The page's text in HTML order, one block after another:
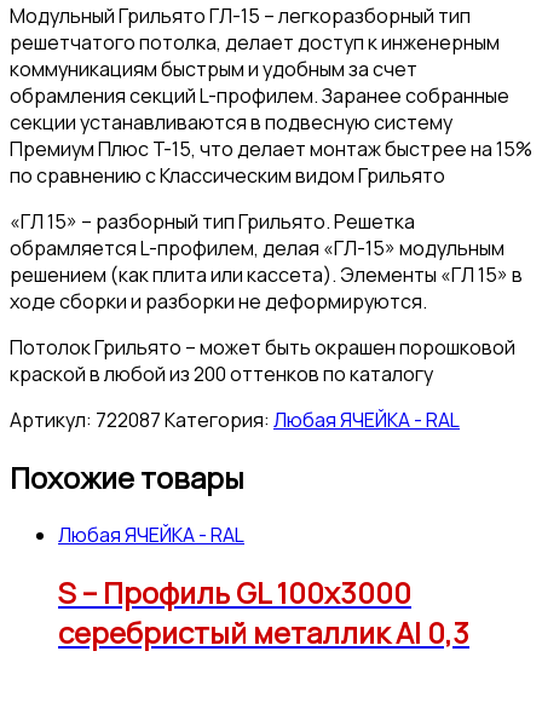
Модульный Грильято ГЛ-15 – легкоразборный тип
решетчатого потолка, делает доступ к инженерным
коммуникациям быстрым и удобным за счет
обрамления секций L-профилем. Заранее собранные
секции устанавливаются в подвесную систему
Премиум Плюс T-15, что делает монтаж быстрее на 15%
по сравнению с Классическим видом Грильято
«ГЛ 15» – разборный тип Грильято. Решетка
обрамляется L-профилем, делая «ГЛ-15» модульным
решением (как плита или кассета). Элементы «ГЛ 15» в
ходе сборки и разборки не деформируются.
Потолок Грильято – может быть окрашен порошковой
краской в любой из 200 оттенков по каталогу
Артикул: 722087Категория: Любая ЯЧЕЙКА - RAL
Похожие товары
Любая ЯЧЕЙКА - RAL
S – Профиль GL 100х3000
серебристый металлик Al 0,3